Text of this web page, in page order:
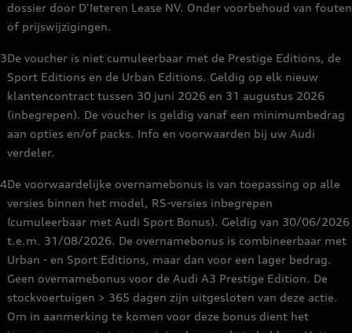
dossier door D'Ieteren Lease NV. Onder voorbehoud van fouten
of prijswijzigingen.
3De voucher is niet cumuleerbaar met de Prestige Editions, de
Sport Editions en de Urban Editions. Geldig op elk nieuw
klantencontract tussen 30 juni 2026 en 31 augustus 2026
(inbegrepen). De voucher is geldig vanaf een minimumbedrag
aan opties en/of packs. Info en voorwaarden bij uw Audi
verdeler.
4De voorwaardelijke overnamebonus is van toepassing op alle
versies binnen het model, RS-versies inbegrepen
(cumuleerbaar met Audi Sport Bonus). Geldig van 30/06/2026
t.e.m. 31/08/2026. De overnamebonus is combineerbaar met
Urban - en Sport Editions, maar dan voor een lager bedrag.
Geen overnamebonus voor de Audi A3 Prestige Edition. De
stockvoertuigen > 365 dagen zijn uitgesloten van deze actie.
Om in aanmerking te komen voor deze bonus dient het